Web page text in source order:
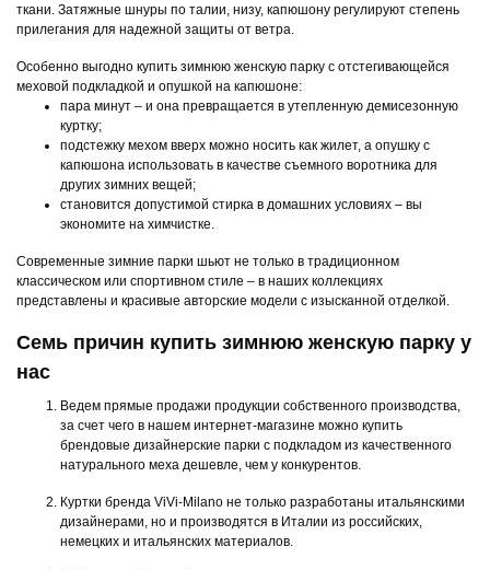
ткани. Затяжные шнуры по талии, низу, капюшону регулируют степень
прилегания для надежной защиты от ветра.
Особенно выгодно купить зимнюю женскую парку с отстегивающейся
меховой подкладкой и опушкой на капюшоне:
пара минут – и она превращается в утепленную демисезонную
куртку;
подстежку мехом вверх можно носить как жилет, а опушку с
капюшона использовать в качестве съемного воротника для
других зимних вещей;
становится допустимой стирка в домашних условиях – вы
экономите на химчистке.
Современные зимние парки шьют не только в традиционном
классическом или спортивном стиле – в наших коллекциях
представлены и красивые авторские модели с изысканной отделкой.
Семь причин купить зимнюю женскую парку у
нас
Ведем прямые продажи продукции собственного производства,
за счет чего в нашем интернет-магазине можно купить
брендовые дизайнерские парки с подкладом из качественного
натурального меха дешевле, чем у конкурентов.
Куртки бренда ViVi-Milano не только разработаны итальянскими
дизайнерами, но и производятся в Италии из российских,
немецких и итальянских материалов.